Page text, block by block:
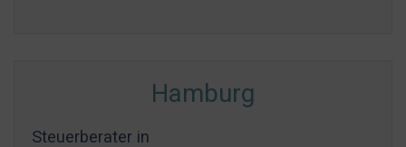
Hamburg
Steuerberater in